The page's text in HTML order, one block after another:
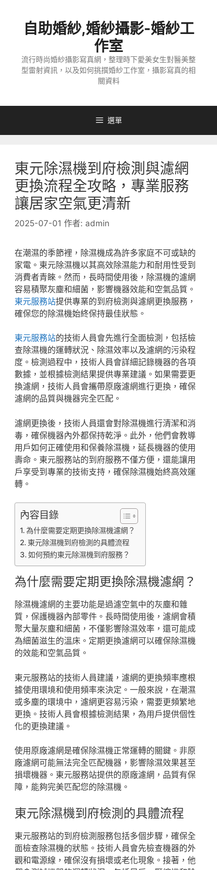
自助婚紗,婚紗攝影-婚紗工
作室
流行時尚婚紗攝影寫真網，整理時下愛美女生對醫美整
型雷射資訊，以及如何挑撰婚紗工作室，攝影寫真的相
關資料
選單
東元除濕機到府檢測與濾網
更換流程全攻略，專業服務
讓居家空氣更清新
2025-07-01 作者: admin
在潮濕的季節裡，除濕機成為許多家庭不可或缺的
家電。東元除濕機以其高效除濕能力和耐用性受到
消費者青睞。然而，長時間使用後，除濕機的濾網
容易積聚灰塵和細菌，影響機器效能和空氣品質。
東元服務站提供專業的到府檢測與濾網更換服務，
確保您的除濕機始終保持最佳狀態。
東元服務站的技術人員會先進行全面檢測，包括檢
查除濕機的運轉狀況、除濕效率以及濾網的污染程
度。檢測過程中，技術人員會詳細記錄機器的各項
數據，並根據檢測結果提供專業建議。如果需要更
換濾網，技術人員會攜帶原廠濾網進行更換，確保
濾網的品質與機器完全匹配。
濾網更換後，技術人員還會對除濕機進行清潔和消
毒，確保機器內外都保持乾淨。此外，他們會教導
用戶如何正確使用和保養除濕機，延長機器的使用
壽命。東元服務站的到府服務不僅方便，還能讓用
戶享受到專業的技術支持，確保除濕機始終高效運
轉。
內容目錄
為什麼需要定期更換除濕機濾網？
東元除濕機到府檢測的具體流程
如何預約東元除濕機到府服務？
為什麼需要定期更換除濕機濾網？
除濕機濾網的主要功能是過濾空氣中的灰塵和雜
質，保護機器內部零件。長時間使用後，濾網會積
聚大量灰塵和細菌，不僅影響除濕效率，還可能成
為細菌滋生的溫床。定期更換濾網可以確保除濕機
的效能和空氣品質。
東元服務站的技術人員建議，濾網的更換頻率應根
據使用環境和使用頻率來決定。一般來說，在潮濕
或多塵的環境中，濾網更容易污染，需要更頻繁地
更換。技術人員會根據檢測結果，為用戶提供個性
化的更換建議。
使用原廠濾網是確保除濕機正常運轉的關鍵。非原
廠濾網可能無法完全匹配機器，影響除濕效果甚至
損壞機器。東元服務站提供的原廠濾網，品質有保
障，能夠完美匹配您的除濕機。
東元除濕機到府檢測的具體流程
東元服務站的到府檢測服務包括多個步驟，確保全
面檢查除濕機的狀態。技術人員會先檢查機器的外
觀和電源線，確保沒有損壞或老化現象。接著，他